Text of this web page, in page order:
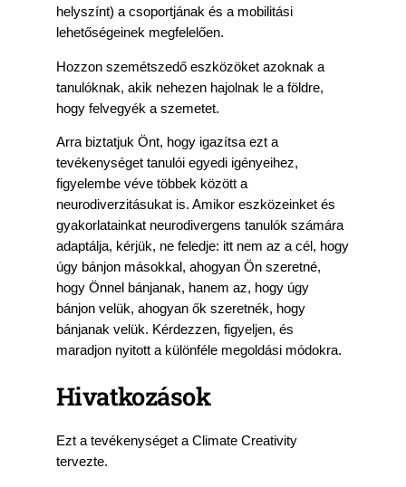
helyszínt) a csoportjának és a mobilitási
lehetőségeinek megfelelően.
Hozzon szemétszedő eszközöket azoknak a
tanulóknak, akik nehezen hajolnak le a földre,
hogy felvegyék a szemetet.
Arra biztatjuk Önt, hogy igazítsa ezt a
tevékenységet tanulói egyedi igényeihez,
figyelembe véve többek között a
neurodiverzitásukat is. Amikor eszközeinket és
gyakorlatainkat neurodivergens tanulók számára
adaptálja, kérjük, ne feledje: itt nem az a cél, hogy
úgy bánjon másokkal, ahogyan Ön szeretné,
hogy Önnel bánjanak, hanem az, hogy úgy
bánjon velük, ahogyan ők szeretnék, hogy
bánjanak velük. Kérdezzen, figyeljen, és
maradjon nyitott a különféle megoldási módokra.
Hivatkozások
Ezt a tevékenységet a Climate Creativity
tervezte.